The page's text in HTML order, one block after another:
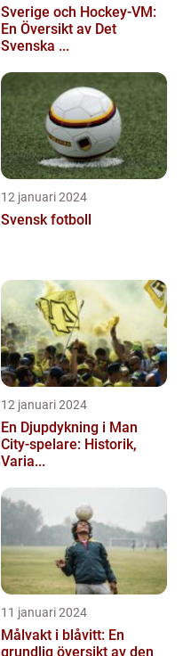
Sverige och Hockey-VM:
En Översikt av Det
Svenska ...
12 januari 2024
Svensk fotboll
12 januari 2024
En Djupdykning i Man
City-spelare: Historik,
Varia...
11 januari 2024
Målvakt i blåvitt: En
grundlig översikt av den